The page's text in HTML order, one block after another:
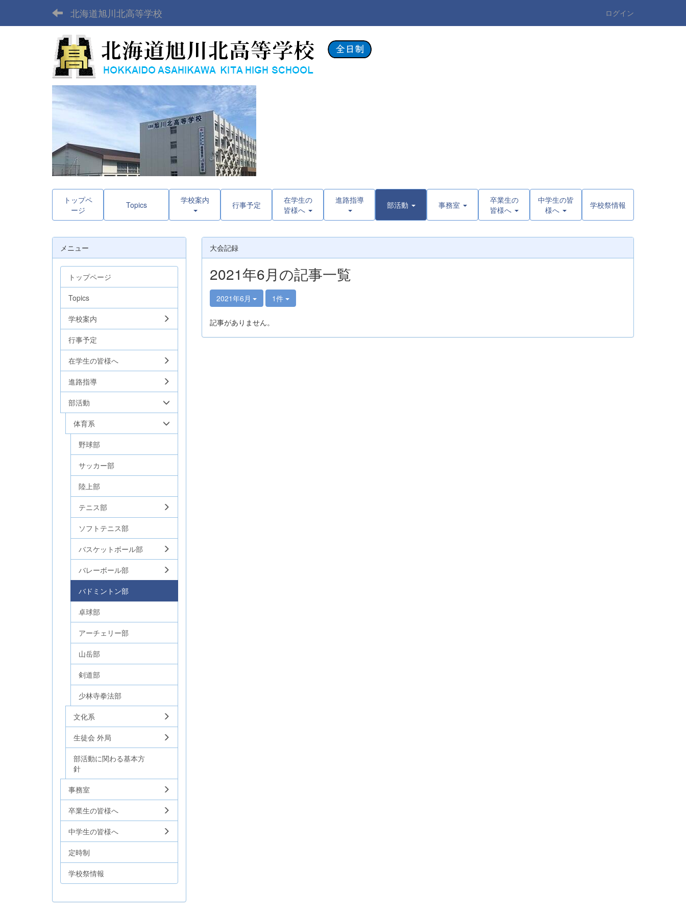
北海道旭川北高等学校 ログイン
トップペ
ージ
Topics 学校案内 行事予定
在学生の
皆様へ
進路指導 部活動 事務室
卒業生の
皆様へ
中学生の皆
様へ
学校祭情報
大会記録
2021年6月の記事一覧
2021年6月 1件
記事がありません。
メニュー
トップページ
Topics
学校案内
行事予定
在学生の皆様へ
進路指導
部活動
体育系
野球部
サッカー部
陸上部
テニス部
ソフトテニス部
バスケットボール部
バレーボール部
バドミントン部
卓球部
アーチェリー部
山岳部
剣道部
少林寺拳法部
文化系
生徒会 外局
部活動に関わる基本方
針
事務室
卒業生の皆様へ
中学生の皆様へ
定時制
学校祭情報